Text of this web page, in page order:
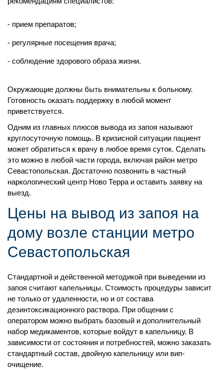
прием препаратов;
регулярные посещения врача;
соблюдение здорового образа жизни.
Окружающие должны быть внимательны к больному.
Готовность оказать поддержку в любой момент
приветствуется.
Одним из главных плюсов вывода из запоя называют
круглосуточную помощь. В кризисной ситуации пациент
может обратиться к врачу в любое время суток. Сделать
это можно в любой части города, включая район метро
Севастопольская. Достаточно позвонить в частный
наркологический центр Ново Терра и оставить заявку на
выезд.
Цены на вывод из запоя на
дому возле станции метро
Севастопольская
Стандартной и действенной методикой при выведении из
запоя считают капельницы. Стоимость процедуры зависит
не только от удаленности, но и от состава
дезинтоксикационного раствора. При общении с
оператором можно выбрать базовый и дополнительный
набор медикаментов, которые войдут в капельницу. В
зависимости от состояния и потребностей, можно заказать
стандартный состав, двойную капельницу или вип-
очищение.